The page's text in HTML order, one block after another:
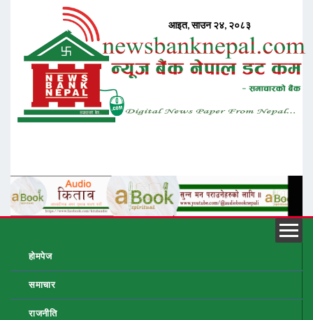
होमपेज
समाचार
राजनीति